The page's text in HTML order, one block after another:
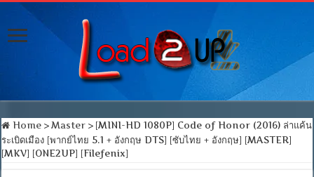
Home > Master > [MINI-HD 1080P] Code of Honor (2016) ล่าแค้น
ระเบิดเมือง [พากย์ไทย 5.1 + อังกฤษ DTS] [ซับไทย + อังกฤษ] [MASTER]
[MKV] [ONE2UP] [Filefenix]